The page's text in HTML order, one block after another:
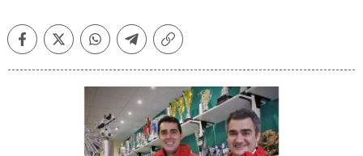
FacebookTwitterWhatsappTelegramCopiar